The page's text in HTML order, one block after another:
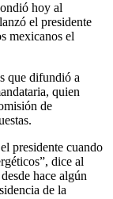
hoy al
el presidente
mexicanos el
que difundió a
quien
de
presidente cuando
dice al
hace algún
de la